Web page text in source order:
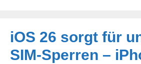
iOS 26 sorgt für
SIM-Sperren –